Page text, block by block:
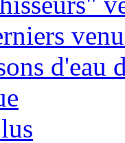
d'eau